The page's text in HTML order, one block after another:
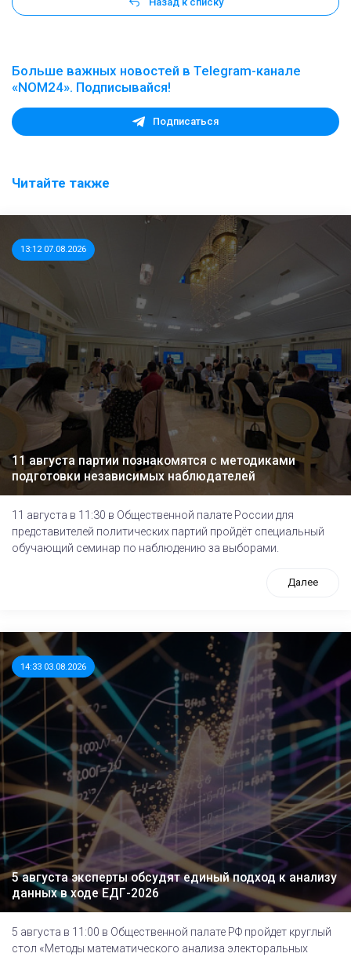
Больше важных новостей в Telegram-канале
«NOM24». Подписывайся!
Подписаться
Читайте также
13:12 07.08.2026
11 августа партии познакомятся с методиками
подготовки независимых наблюдателей
11 августа в 11:30 в Общественной палате России для
представителей политических партий пройдёт специальный
обучающий семинар по наблюдению за выборами.
Далее
14:33 03.08.2026
5 августа эксперты обсудят единый подход к анализу
данных в ходе ЕДГ-2026
5 августа в 11:00 в Общественной палате РФ пройдет круглый
стол «Методы математического анализа электоральных